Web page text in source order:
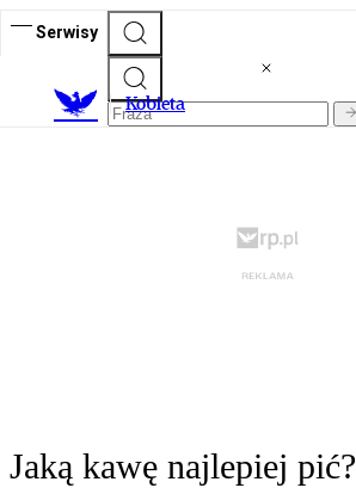
Serwisy
Kobieta
Jaką kawę najlepiej pić?